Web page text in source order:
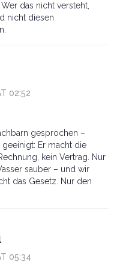
das nicht versteht,
nicht diesen
02:52
gesprochen –
Er macht die
kein Vertrag. Nur
sauber – und wir
das Gesetz. Nur den
05:34